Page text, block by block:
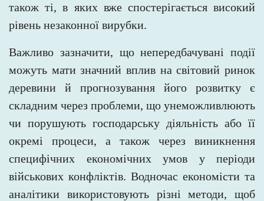
також ті, в яких вже спостерігається високий
рівень незаконної вирубки.
Важливо зазначити, що непередбачувані події
можуть мати значний вплив на світовий ринок
деревини й прогнозування його
розвитку є
складним через проблеми, що унеможливлюють
чи порушують господарську діяльність або її
окремі процеси, а
також через виникнення
специфічних економічних умов у періоди
військових конфліктів. Водночас економісти та
аналітики використовують різні методи, щоб